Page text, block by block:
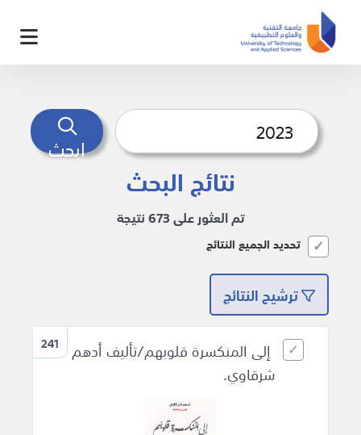
ابحث
نتائج البحث
تم العثور على 673 نتيجة
تحديد الجميع النتائج
ترشيح النتائج
241
إلى المنكسرة قلوبهم/تأليف أدهم
شرقاوي.